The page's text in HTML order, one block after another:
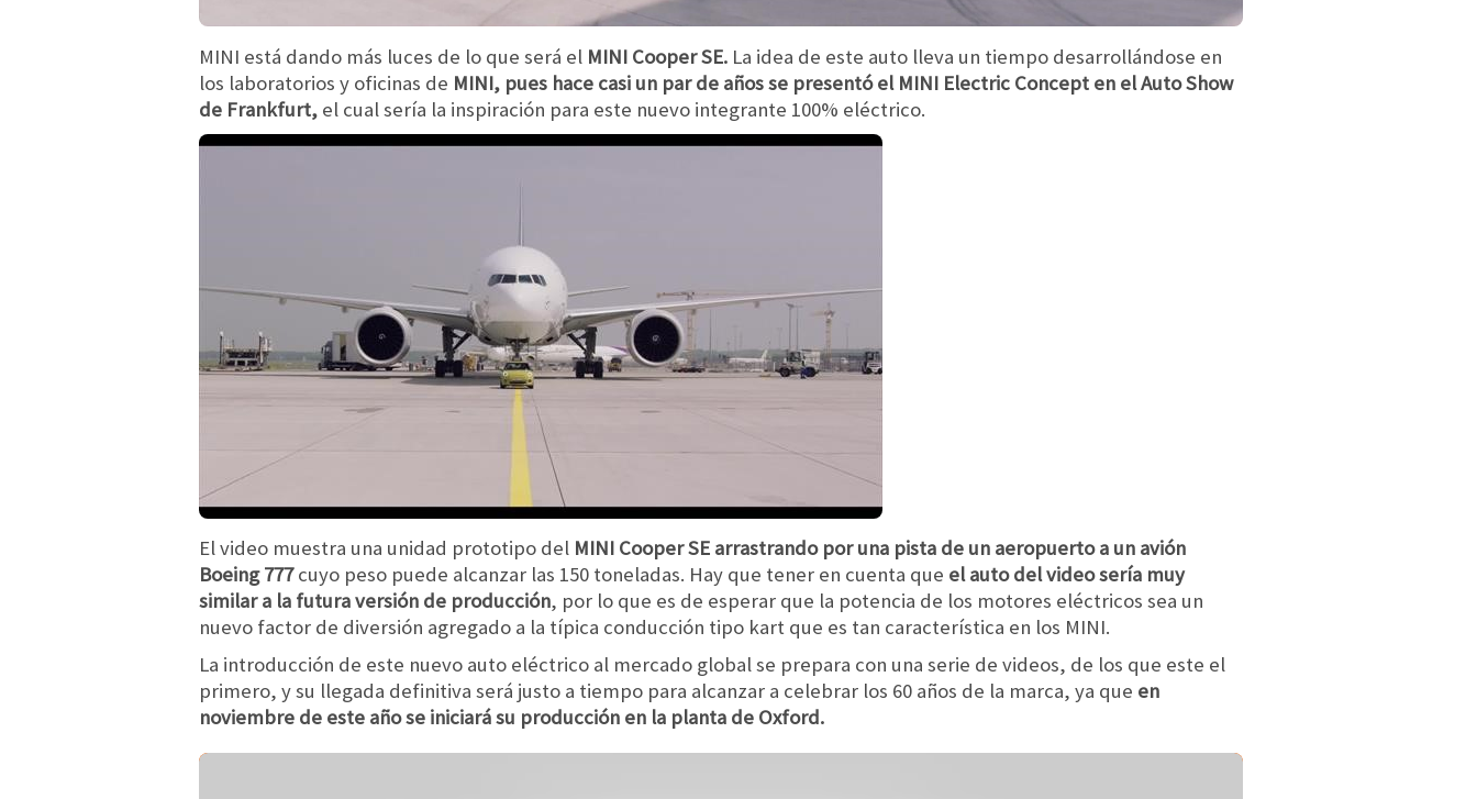
MINI está dando más luces de lo que será el MINI Cooper SE. La idea de este auto lleva un tiempo desarrollándose en
los laboratorios y oficinas de MINI, pues hace casi un par de años se presentó el MINI Electric Concept en el Auto Show
de Frankfurt, el cual sería la inspiración para este nuevo integrante 100% eléctrico.
El video muestra una unidad prototipo del MINI Cooper SE arrastrando por una pista de un aeropuerto a un avión
Boeing 777cuyo peso puede alcanzar las 150 toneladas. Hay que tener en cuenta que el auto del video sería muy
similar a la futura versión de producción, por lo que es de esperar que la potencia de los motores eléctricos sea un
nuevo factor de diversión agregado a la típica conducción tipo kart que es tan característica en los MINI.
La introducción de este nuevo auto eléctrico al mercado global se prepara con una serie de videos, de los que este el
primero, y su llegada definitiva será justo a tiempo para alcanzar a celebrar los 60 años de la marca, ya que en
noviembre de este año se iniciará su producción en la planta de Oxford.